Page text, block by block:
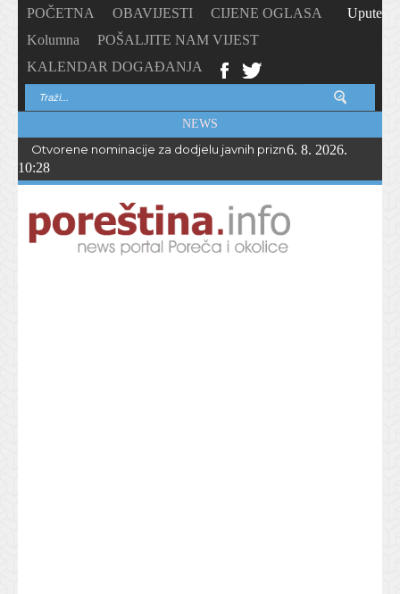
POČETNA OBAVIJESTI
CIJENE OGLASA
Kolumna
POŠALJITE NAM VIJEST
KALENDAR DOGAĐANJA
Upute
NEWS
Otvorene nominacije za dodjelu javnih priznanja Općine
6. 8. 2026.
10:28